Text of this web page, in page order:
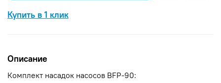
Купить в 1 клик
Описание
Комплект насадок насосов BFP-90: